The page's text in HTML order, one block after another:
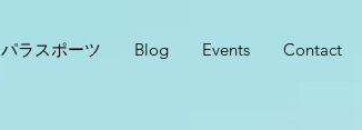
パラスポーツ Blog Events Contact